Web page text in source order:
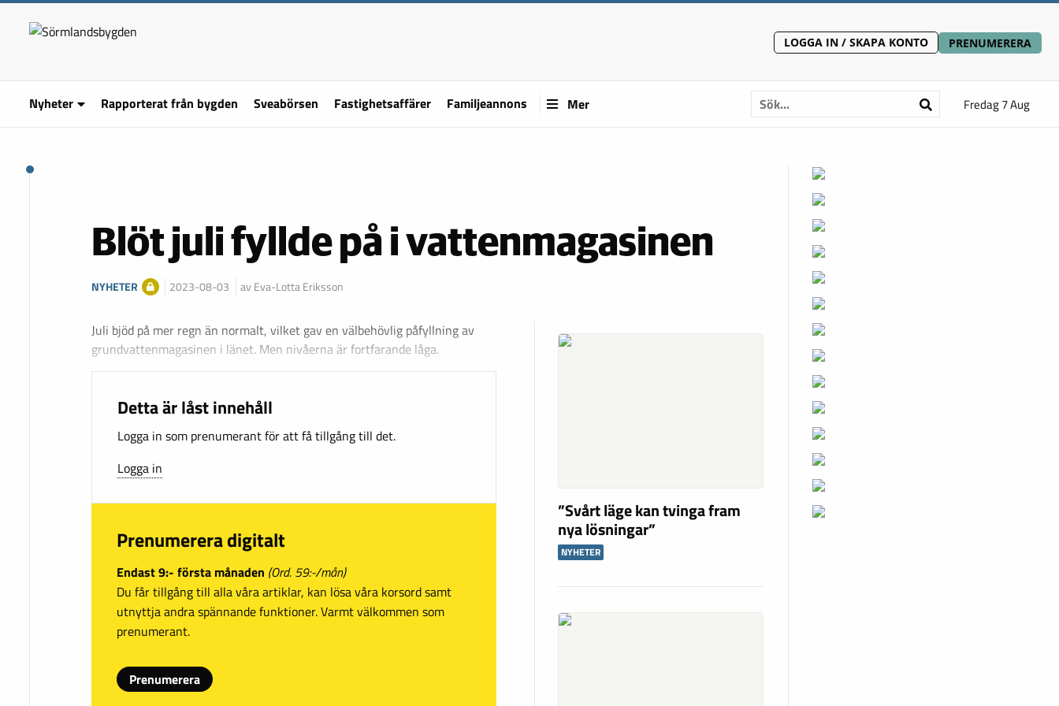
LOGGA IN / SKAPA KONTO PRENUMERERA
Nyheter Rapporterat från bygden Sveabörsen Fastighetsaffärer Familjeannons Mer Fredag 7 Aug
Blöt juli fyllde på i vattenmagasinen
NYHETER 2023-08-03 av Eva-Lotta Eriksson
Juli bjöd på mer regn än normalt, vilket gav en välbehövlig påfyllning av
grundvattenmagasinen i länet. Men nivåerna är fortfarande låga.
Detta är låst innehåll
Logga in som prenumerant för att få tillgång till det.
Logga in
Prenumerera digitalt
Endast 9:- första månaden (Ord. 59:-/mån)
Du får tillgång till alla våra artiklar, kan lösa våra korsord samt
utnyttja andra spännande funktioner. Varmt välkommen som
prenumerant.
Prenumerera
”Svårt läge kan tvinga fram
nya lösningar”
NYHETER